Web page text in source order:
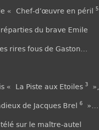
« Chef-d’œuvre en péril 5
du brave Emile
rires fous de Gaston…
« La Piste aux Etoiles 3 »,
de Jacques Brel 6»…
télé sur le maître-autel